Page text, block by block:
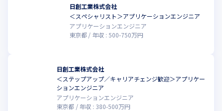
日創工業株式会社
＜スペシャリスト＞アプリケーションエンジニア
アプリケーションエンジニア
東京都
年収 : 500-750万円
日創工業株式会社
＜ステップアップ／キャリアチェンジ歓迎＞アプリケー
ションエンジニア
アプリケーションエンジニア
東京都
年収 : 380-500万円